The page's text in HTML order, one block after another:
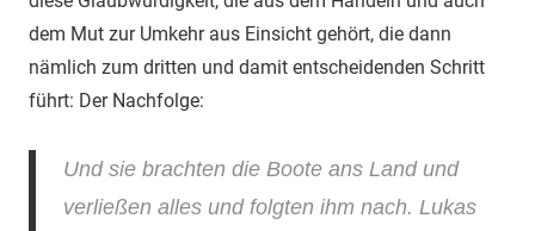
dem Mut zur Umkehr aus Einsicht gehört, die dann
nämlich zum dritten und damit entscheidenden Schritt
führt: Der Nachfolge:
Und sie brachten die Boote ans Land und
verließen alles und folgten ihm nach. Lukas